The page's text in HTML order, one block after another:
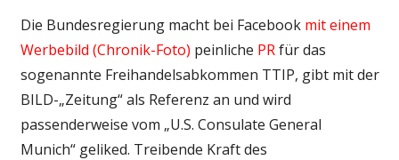
Die Bundesregierung macht bei Facebook mit einem
Werbebild (Chronik-Foto) peinliche PRfür das
sogenannte Freihandelsabkommen TTIP, gibt mit der
BILD-„Zeitung“ als Referenz an und wird
passenderweise vom „U.S. Consulate General
Munich“ geliked. Treibende Kraft des